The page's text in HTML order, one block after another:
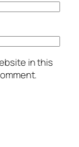
in this